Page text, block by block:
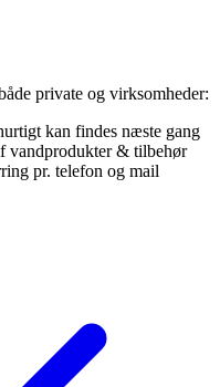
private og virksomheder:
kan findes næste gang
vandprodukter & tilbehør
pr. telefon og mail